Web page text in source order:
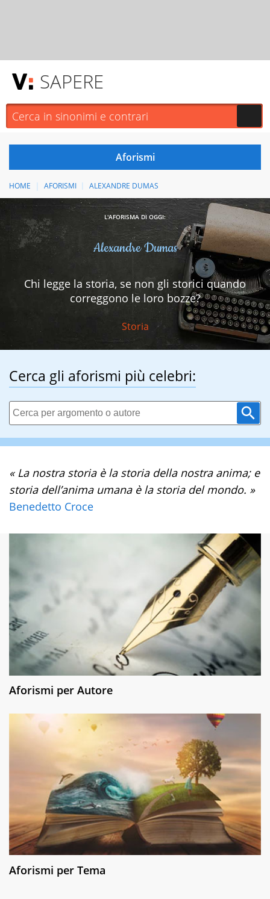
SAPERE
HOME AFORISMI ALEXANDRE DUMAS
L'AFORISMA DI OGGI:
Alexandre Dumas
Chi legge la storia, se non gli storici quando
correggono le loro bozze?
Storia
Cerca gli aforismi più celebri:
« La nostra storia è la storia della nostra anima; e
storia dell’anima umana è la storia del mondo. »
Benedetto Croce
Aforismi per Autore
Aforismi per Tema